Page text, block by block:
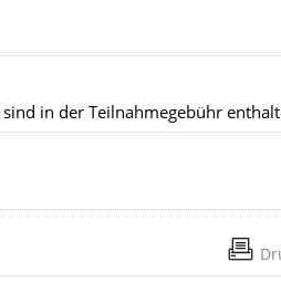
in der Teilnahmegebühr